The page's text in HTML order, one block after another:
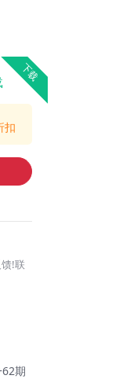
下载
扣
!联
期